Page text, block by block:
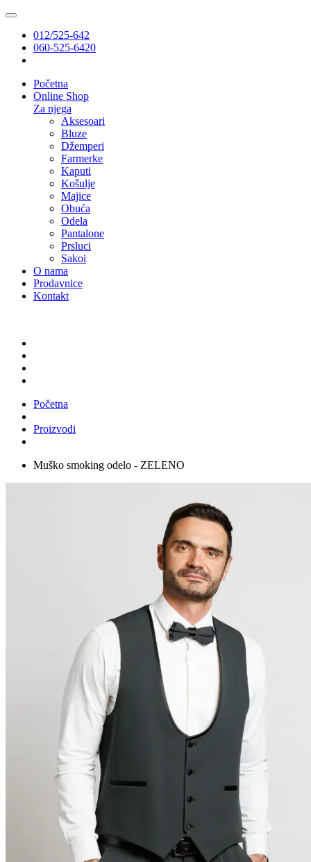
012/525-642
060-525-6420
Početna
Online Shop
Za njega
Aksesoari
Bluze
Džemperi
Farmerke
Kaputi
Košulje
Majice
Obuća
Odela
Pantalone
Prsluci
Sakoi
O nama
Prodavnice
Kontakt
Početna
Proizvodi
Muško smoking odelo - ZELENO